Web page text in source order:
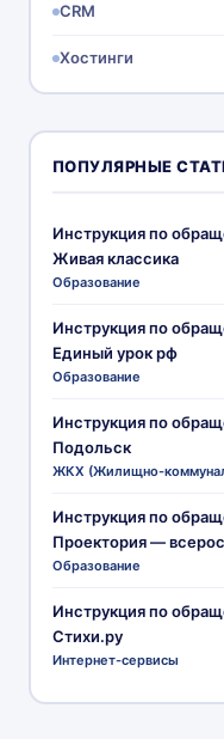
CRM
Хостинги
ПОПУЛЯРНЫЕ
Инструкция по
Живая классика
Образование
Инструкция по
Единый урок рф
Образование
Инструкция по
Подольск
ЖКХ (Жилищно-
Инструкция по
Проектория —
Образование
Инструкция по
Стихи.ру
Интернет-сервисы